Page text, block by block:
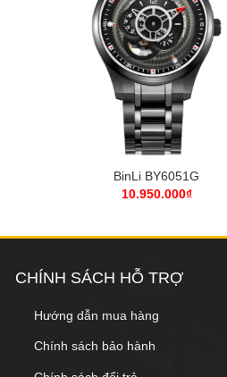
BinLi BY6051G
10.950.000₫
CHÍNH SÁCH HỖ TRỢ
Hướng dẫn mua hàng
Chính sách bảo hành